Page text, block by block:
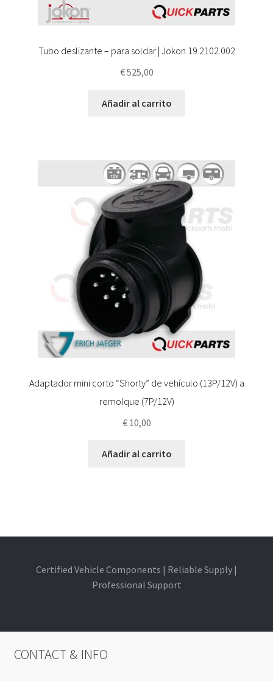
Tubo deslizante – para soldar | Jokon 19.2102.002
€525,00
Añadir al carrito
Adaptador mini corto “Shorty” de vehículo (13P/12V) a
remolque (7P/12V)
€10,00
Añadir al carrito
Certified Vehicle Components | Reliable Supply |
Professional Support
CONTACT & INFO